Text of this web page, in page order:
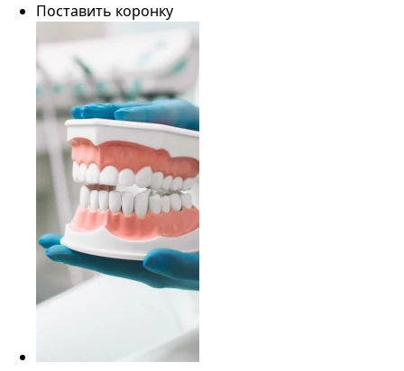
Поставить коронку